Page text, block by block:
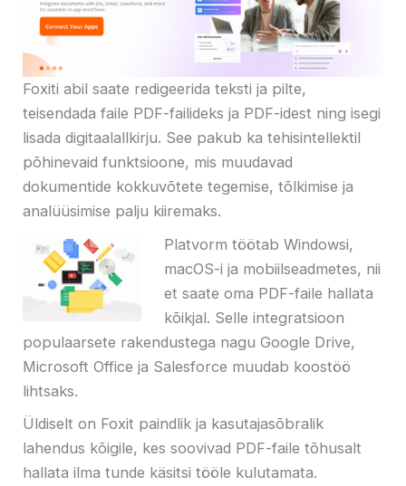
Foxiti abil saate redigeerida teksti ja pilte,
teisendada faile PDF-failideks ja PDF-idest ning isegi
lisada digitaalallkirju. See pakub ka tehisintellektil
põhinevaid funktsioone, mis muudavad
dokumentide kokkuvõtete tegemise, tõlkimise ja
analüüsimise palju kiiremaks.
Platvorm töötab Windowsi,
macOS-i ja mobiilseadmetes, nii
et saate oma PDF-faile hallata
kõikjal. Selle integratsioon
populaarsete rakendustega nagu Google Drive,
Microsoft Office ja Salesforce muudab koostöö
lihtsaks.
Üldiselt on Foxit paindlik ja kasutajasõbralik
lahendus kõigile, kes soovivad PDF-faile tõhusalt
hallata ilma tunde käsitsi tööle kulutamata.